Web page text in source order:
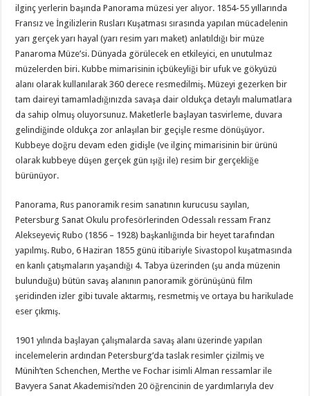
ilginç yerlerin başında Panorama müzesi yer alıyor. 1854-55 yıllarında
Fransız ve İngilizlerin Rusları Kuşatması sırasında yapılan mücadelenin
yarı gerçek yarı hayal (yarı resim yarı maket) anlatıldığı bir müze
Panaroma Müze’si. Dünyada görülecek en etkileyici, en unutulmaz
müzelerden biri. Kubbe mimarisinin içbükeyliği bir ufuk ve gökyüzü
alanı olarak kullanılarak 360 derece resmedilmiş. Müzeyi gezerken bir
tam daireyi tamamladığınızda savaşa dair oldukça detaylı malumatlara
da sahip olmuş oluyorsunuz. Maketlerle başlayan tasvirleme, duvara
gelindiğinde oldukça zor anlaşılan bir geçişle resme dönüşüyor.
Kubbeye doğru devam eden gidişle (ve ilginç mimarisinin bir ürünü
olarak kubbeye düşen gerçek gün ışığı ile) resim bir gerçekliğe
bürünüyor.
Panorama, Rus panoramik resim sanatının kurucusu sayılan,
Petersburg Sanat Okulu profesörlerinden Odessalı ressam Franz
Alekseyeviç Rubo (1856 – 1928) başkanlığında bir heyet tarafından
yapılmış. Rubo, 6 Haziran 1855 günü itibariyle Sivastopol kuşatmasında
en kanlı çatışmaların yaşandığı 4. Tabya üzerinden (şu anda müzenin
bulunduğu) bütün savaş alanının panoramik görünüşünü film
şeridinden izler gibi tuvale aktarmış, resmetmiş ve ortaya bu harikulade
eser çıkmış.
1901 yılında başlayan çalışmalarda savaş alanı üzerinde yapılan
incelemelerin ardından Petersburg’da taslak resimler çizilmiş ve
Münih’ten Schenchen, Merthe ve Fochar isimli Alman ressamlar ile
Bavyera Sanat Akademisi’nden 20 öğrencinin de yardımlarıyla dev